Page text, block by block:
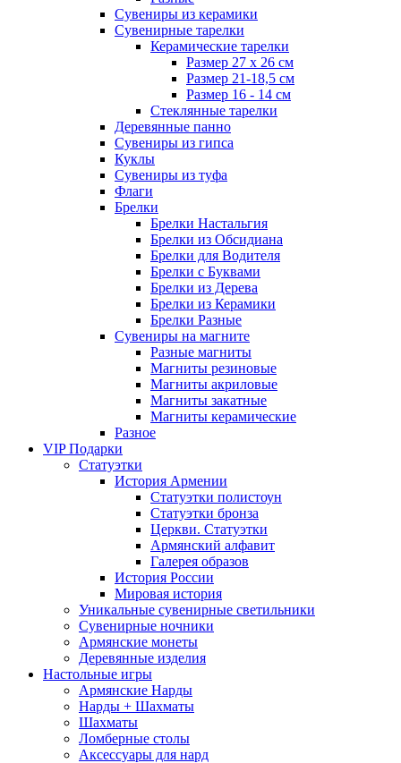
Сувениры из керамики
Сувенирные тарелки
Керамические тарелки
Размер 27 х 26 см
Размер 21-18,5 см
Размер 16 - 14 см
Стеклянные тарелки
Деревянные панно
Сувениры из гипса
Куклы
Сувениры из туфа
Флаги
Брелки
Брелки Настальгия
Брелки из Обсидиана
Брелки для Водителя
Брелки с Буквами
Брелки из Дерева
Брелки из Керамики
Брелки Разные
Сувениры на магните
Разные магниты
Магниты резиновые
Магниты акриловые
Магниты закатные
Магниты керамические
Разное
VIP Подарки
Статуэтки
История Армении
Статуэтки полистоун
Статуэтки бронза
Церкви. Статуэтки
Армянский алфавит
Галерея образов
История России
Мировая история
Уникальные сувенирные светильники
Сувенирные ночники
Армянские монеты
Деревянные изделия
Настольные игры
Армянские Нарды
Нарды + Шахматы
Шахматы
Ломберные столы
Аксессуары для нард